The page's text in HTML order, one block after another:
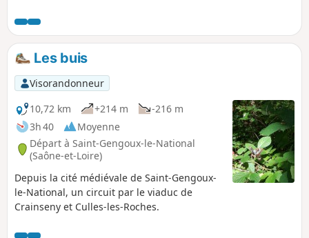
Les buis
Visorandonneur
10,72 km
+214 m
-216 m
3h 40
Moyenne
Départ à Saint-Gengoux-le-National
(Saône-et-Loire)
Depuis la cité médiévale de Saint-Gengoux-
le-National, un circuit par le viaduc de
Crainseny et Culles-les-Roches.